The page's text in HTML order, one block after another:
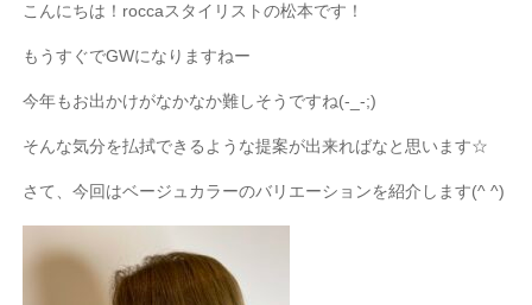
こんにちは！ roccaスタイリストの松本です！
もうすぐでGWになりますねー
今年もお出かけがなかなか難しそうですね(-_-;)
そんな気分を払拭できるような提案が出来ればなと思います☆
さて、今回はベージュカラーのバリエーションを紹介します(^ ^)